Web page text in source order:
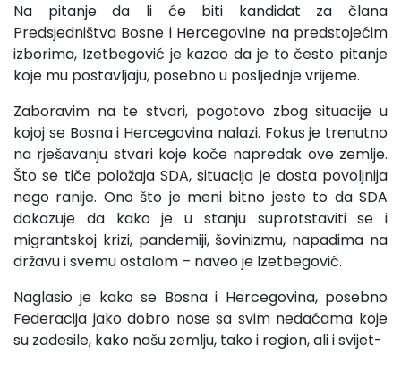
Na pitanje da li će biti kandidat za člana
Predsjedništva Bosne i Hercegovine na predstojećim
izborima, Izetbegović je kazao da je to često pitanje
koje mu postavljaju, posebno u posljednje vrijeme.
Zaboravim na te stvari, pogotovo zbog situacije u
kojoj se Bosna i Hercegovina nalazi. Fokus je trenutno
na rješavanju stvari koje koče napredak ove zemlje.
Što se tiče položaja SDA, situacija je dosta povoljnija
nego ranije. Ono što je meni bitno jeste to da SDA
dokazuje da kako je u stanju suprotstaviti se i
migrantskoj krizi, pandemiji, šovinizmu, napadima na
državu i svemu ostalom – naveo je Izetbegović.
Naglasio je kako se Bosna i Hercegovina, posebno
Federacija jako dobro nose sa svim nedaćama koje
su zadesile, kako našu zemlju, tako i region, ali i svijet-